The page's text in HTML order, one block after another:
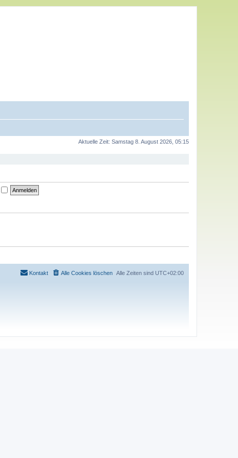
Aktuelle Zeit: Samstag 8. August 2026, 05:15
Alle Zeiten sind UTC+02:00
Alle Cookies löschen
Kontakt